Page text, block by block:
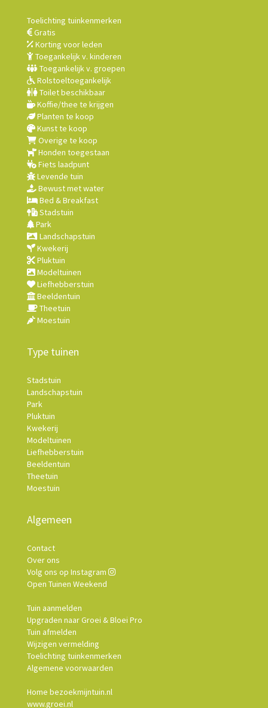
Toelichting tuinkenmerken
Gratis
Korting voor leden
Toegankelijk v. kinderen
Toegankelijk v. groepen
Rolstoeltoegankelijk
Toilet beschikbaar
Koffie/thee te krijgen
Planten te koop
Kunst te koop
Overige te koop
Honden toegestaan
Fiets laadpunt
Levende tuin
Bewust met water
Bed & Breakfast
Stadstuin
Park
Landschapstuin
Kwekerij
Pluktuin
Modeltuinen
Liefhebberstuin
Beeldentuin
Theetuin
Moestuin
Type tuinen
Stadstuin
Landschapstuin
Park
Pluktuin
Kwekerij
Modeltuinen
Liefhebberstuin
Beeldentuin
Theetuin
Moestuin
Algemeen
Contact
Over ons
Volg ons op Instagram
Open Tuinen Weekend
Tuin aanmelden
Upgraden naar Groei & Bloei Pro
Tuin afmelden
Wijzigen vermelding
Toelichting tuinkenmerken
Algemene voorwaarden
Home bezoekmijntuin.nl
www.groei.nl